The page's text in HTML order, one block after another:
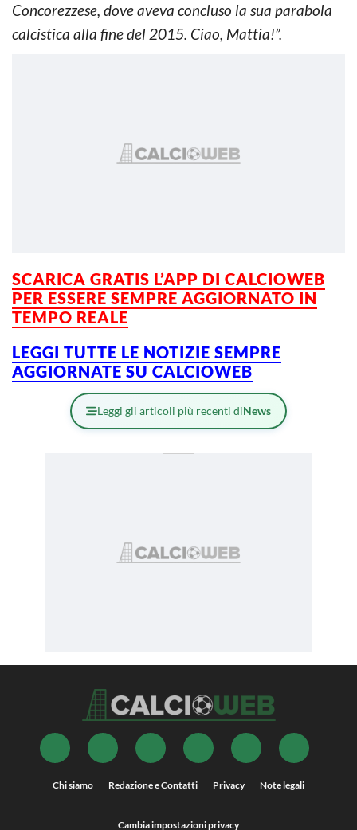
Concorezzese, dove aveva concluso la sua parabola
calcistica alla fine del 2015. Ciao, Mattia!”.
SCARICA GRATIS L’APP DI CALCIOWEB
PER ESSERE SEMPRE AGGIORNATO IN
TEMPO REALE
LEGGI TUTTE LE NOTIZIE SEMPRE
AGGIORNATE SU CALCIOWEB
Leggi gli articoli più recenti diNews
Chi siamo Redazione e Contatti Privacy Note legali
Cambia impostazioni privacy